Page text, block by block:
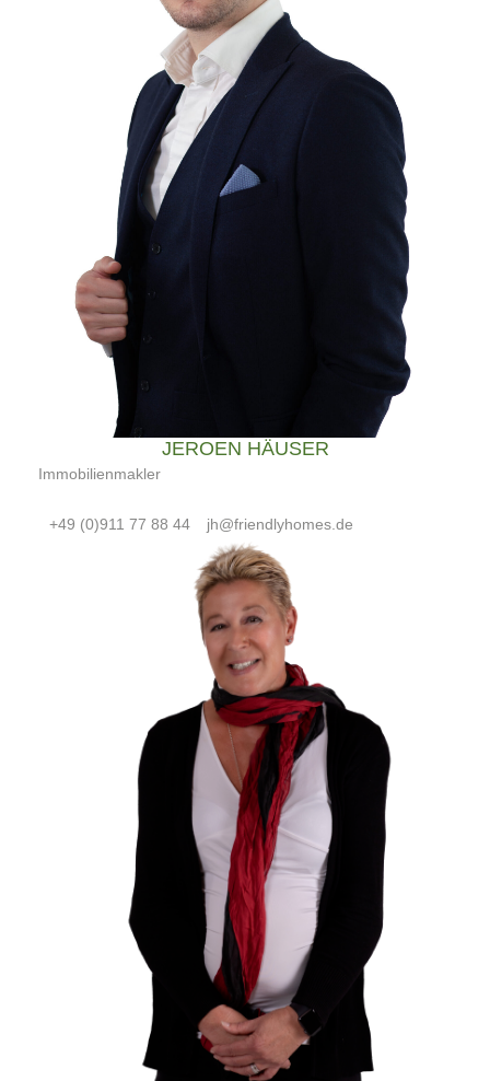
JEROEN HÄUSER
Immobilienmakler
+49 (0)911 77 88 44 jh@friendlyhomes.de